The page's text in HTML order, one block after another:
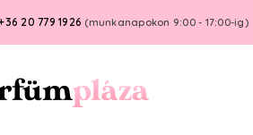
20 779 1926 (munkanapokon 9:00 - 17:00-ig)